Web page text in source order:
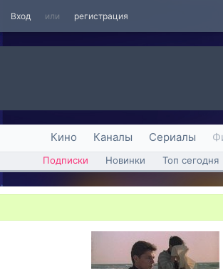
Вход или регистрация
Кино Каналы Сериалы
Подписки Новинки Топ сегодня